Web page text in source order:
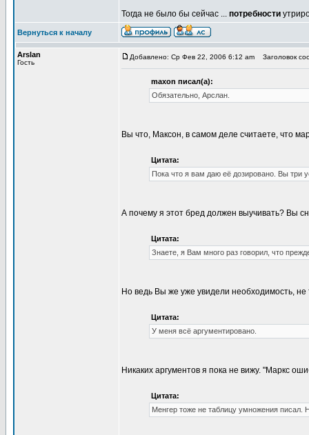
Тогда не было бы сейчас ... потребности
Вернуться к началу
Arslan
Гость
Добавлено: Ср Фев 22, 2006 6:12 am Заголовок
maxon писал(а):
Обязательно, Арслан.
Вы что, Максон, в самом деле считаете, что
Цитата:
Пока что я вам даю её дозировано. Вы три
А почему я этот бред должен выучивать? Вы
Цитата:
Знаете, я Вам много раз говорил, что
Но ведь Вы же уже увидели необходимость, не
Цитата:
У меня всё аргументировано.
Никаких аргументов я пока не вижу. "Маркс
Цитата:
Менгер тоже не таблицу умножения писал.